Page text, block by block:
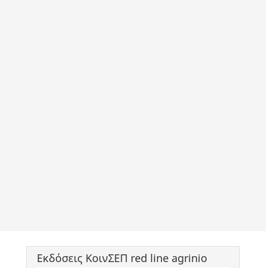
Εκδόσεις ΚοινΣΕΠ red line agrinio